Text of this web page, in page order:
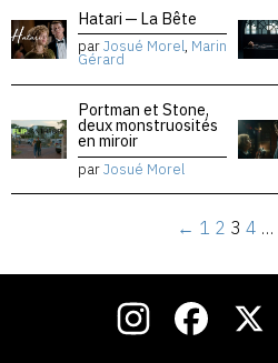
Hatari — La Bête
parJosué Morel, Marin
Gérard
Portman et Stone,
deux monstruosités
en miroir
parJosué Morel
← 1 2 3 4 …